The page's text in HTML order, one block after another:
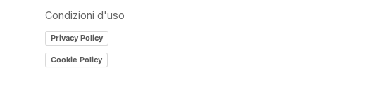
Condizioni d'uso
Privacy Policy
Cookie Policy